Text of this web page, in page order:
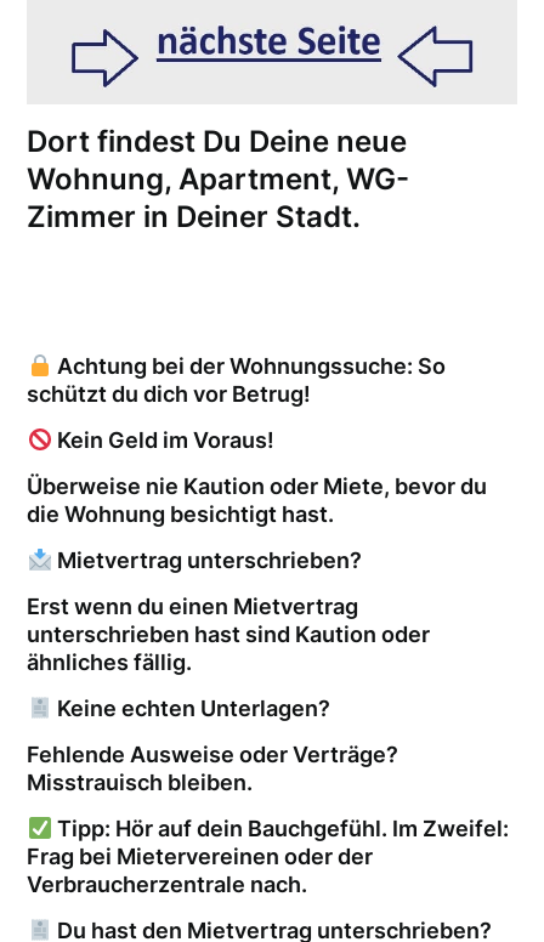
Dort findest Du Deine neue
Wohnung, Apartment, WG-
Zimmer in Deiner Stadt.
Achtung bei der Wohnungssuche: So
schützt du dich vor Betrug!
Kein Geld im Voraus!
Überweise nie Kaution oder Miete, bevor du
die Wohnung besichtigt hast.
Mietvertrag unterschrieben?
Erst wenn du einen Mietvertrag
unterschrieben hast sind Kaution oder
ähnliches fällig.
Keine echten Unterlagen?
Fehlende Ausweise oder Verträge?
Misstrauisch bleiben.
Tipp: Hör auf dein Bauchgefühl. Im Zweifel:
Frag bei Mietervereinen oder der
Verbraucherzentrale nach.
Du hast den Mietvertrag unterschrieben?